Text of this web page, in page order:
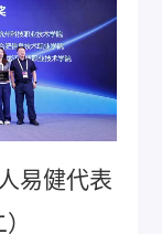
易健代表